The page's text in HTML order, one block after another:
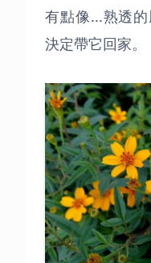
有點像...熟透
決定帶它回家。